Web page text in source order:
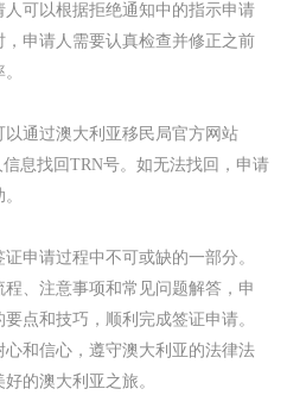
可以根据拒绝通知中的指示申请
申请人需要认真检查并修正之前
通过澳大利亚移民局官方网站
息找回TRN号。如无法找回，申请
申请过程中不可或缺的一部分。
、注意事项和常见问题解答，申
点和技巧，顺利完成签证申请。
和信心，遵守澳大利亚的法律法
的澳大利亚之旅。